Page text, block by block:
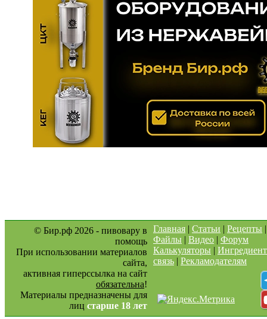
© Бир.рф 2026 - пивовару в
помощь
При использовании материалов
сайта,
активная гиперссылка на сайт
обязательна!
Материалы предназначены для
лиц старше 18 лет
Главная | Статьи | Рецепты
Файлы | Видео | Форум
Калькуляторы |
связь | Рекламодателям